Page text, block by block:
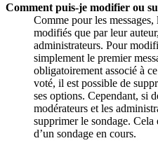
Comment puis-je modifier ou
Comme pour les
modifiés que par leur
administrateurs. Pour
simplement le premier
obligatoirement associé à
voté, il est possible de
ses options. Cependant, si
modérateurs et les
supprimer le sondage.
d’un sondage en cours.